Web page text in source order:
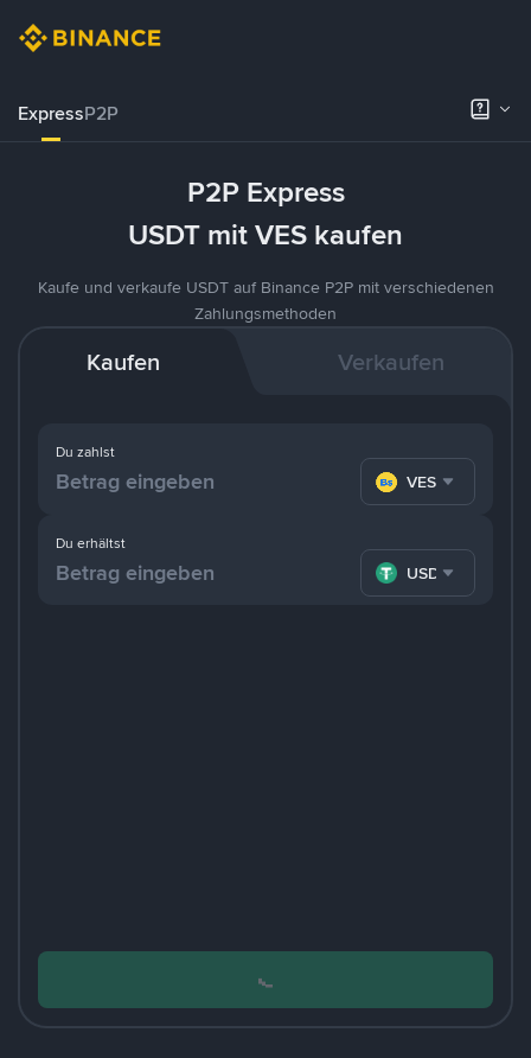
ExpressP2P
P2P Express
USDT mit VES kaufen
Kaufe und verkaufe USDT auf Binance P2P mit verschiedenen
Zahlungsmethoden
Kaufen Verkaufen
Du zahlst
VES
Du erhältst
USDT